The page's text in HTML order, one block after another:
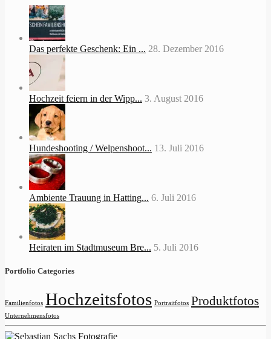
Das perfekte Geschenk: Ein ... 28. Dezember 2016
Hochzeit feiern in der Wipp... 3. August 2016
Hundeshooting / Welpenshoot... 13. Juli 2016
Ambiente Trauung in Hatting... 6. Juli 2016
Heiraten im Stadtmuseum Bre... 5. Juli 2016
Portfolio Categories
Familienfotos Hochzeitsfotos Portraitfotos Produktfotos
Unternehmensfotos